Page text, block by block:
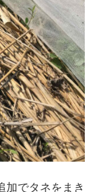
加でタネをまき